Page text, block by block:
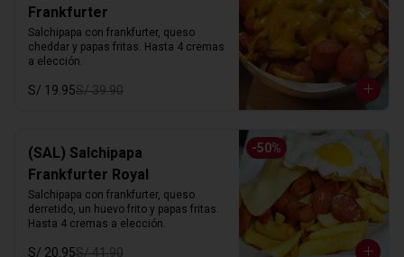
Frankfurter
Salchipapa con frankfurter, queso
cheddar y papas fritas. Hasta 4 cremas
a elección.
S/ 19.95S/ 39.90
-50%
(SAL) Salchipapa
Frankfurter Royal
Salchipapa con frankfurter, queso
derretido, un huevo frito y papas fritas.
Hasta 4 cremas a elección.
S/ 20.95S/ 41.90